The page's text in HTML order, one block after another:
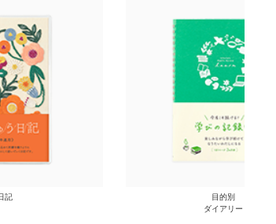
記
目的別
ダイアリー